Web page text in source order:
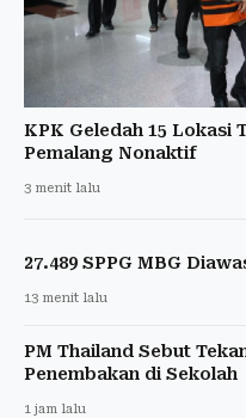
KPK Geledah 15 Lokasi
Pemalang Nonaktif
3 menit lalu
27.489 SPPG MBG
13 menit lalu
PM Thailand Sebut
Penembakan di Sekolah
1 jam lalu